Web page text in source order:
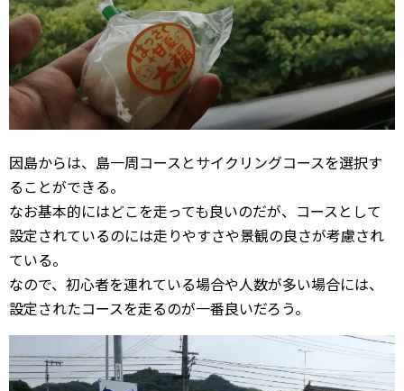
因島からは、島一周コースとサイクリングコースを選択す
ることができる。
なお基本的にはどこを走っても良いのだが、コースとして
設定されているのには走りやすさや景観の良さが考慮され
ている。
なので、初心者を連れている場合や人数が多い場合には、
設定されたコースを走るのが一番良いだろう。